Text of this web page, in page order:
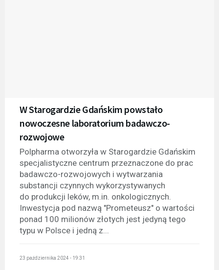
W Starogardzie Gdańskim powstało
nowoczesne laboratorium badawczo-
rozwojowe
Polpharma otworzyła w Starogardzie Gdańskim
specjalistyczne centrum przeznaczone do prac
badawczo-rozwojowych i wytwarzania
substancji czynnych wykorzystywanych
do produkcji leków, m.in. onkologicznych.
Inwestycja pod nazwą "Prometeusz" o wartości
ponad 100 milionów złotych jest jedyną tego
typu w Polsce i jedną z...
23 października 2024 - 19:31